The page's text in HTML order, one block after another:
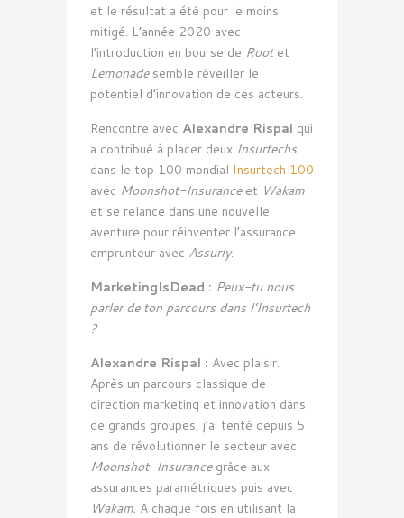
et le résultat a été pour le moins
mitigé. L’année 2020 avec
l’introduction en bourse de Rootet
Lemonadesemble réveiller le
potentiel d’innovation de ces acteurs.
Rencontre avec Alexandre Rispal qui
a contribué à placer deux Insurtechs
dans le top 100 mondial Insurtech 100
avec Moonshot-Insuranceet Wakam
et se relance dans une nouvelle
aventure pour réinventer l’assurance
emprunteur avec Assurly.
MarketingIsDead : Peux-tu nous
parler de ton parcours dans l’Insurtech
?
Alexandre Rispal : Avec plaisir.
Après un parcours classique de
direction marketing et innovation dans
de grands groupes, j’ai tenté depuis 5
ans de révolutionner le secteur avec
Moonshot-Insurancegrâce aux
assurances paramétriques puis avec
Wakam. A chaque fois en utilisant la